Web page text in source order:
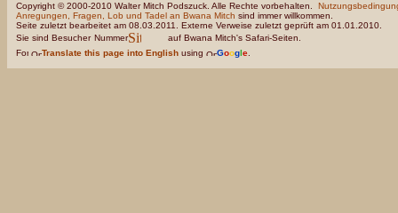
Copyright © 2000-2010 Walter Mitch Podszuck. Alle Rechte vorbehalten.
Anregungen, Fragen, Lob und Tadel an Bwana Mitch sind immer willkommen.
Seite zuletzt bearbeitet am 08.03.2011. Externe Verweise zuletzt geprüft am 01.01.2010.
Sie sind Besucher Nummer
auf Bwana Mitch's Safari-Seiten.
Translate this page into English using Google